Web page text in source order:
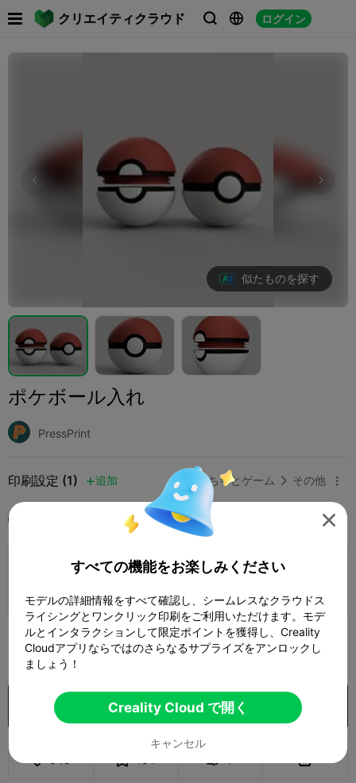
クリエイティクラウド   ログイン
 
似たものを探す
ポケボール入れ
PressPrint
印刷設定 (1) 追加 おもちゃとゲーム  その他 
Ender-3 V3 Plus
0.2mm layer, 3 walls, 10 infill
100 
購入

すべての機能をお楽しみください
モデルの詳細情報をすべて確認し、シームレスなクラウドス
ライシングとワンクリック印刷をご利用いただけます。モデ
ルとインタラクションして限定ポイントを獲得し、Creality
Cloudアプリならではのさらなるサプライズをアンロックし
ましょう！
Creality Cloud で開く
キャンセル